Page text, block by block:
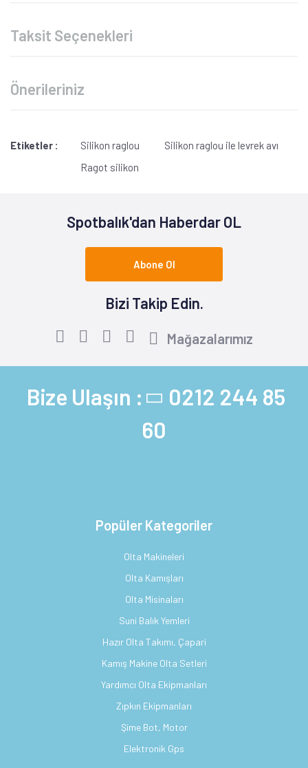
Taksit Seçenekleri
Önerileriniz
Etiketler : Silikon raglou
Silikon raglou ile levrek avı
Ragot silikon
Spotbalık'dan Haberdar OL
Abone Ol
Bizi Takip Edin.
Mağazalarımız
Bize Ulaşın : 0212 244 85
60
Popüler Kategoriler
Olta Makineleri
Olta Kamışları
Olta Misinaları
Suni Balık Yemleri
Hazır Olta Takımı, Çapari
Kamış Makine Olta Setleri
Yardımcı Olta Ekipmanları
Zıpkın Ekipmanları
Şime Bot, Motor
Elektronik Gps